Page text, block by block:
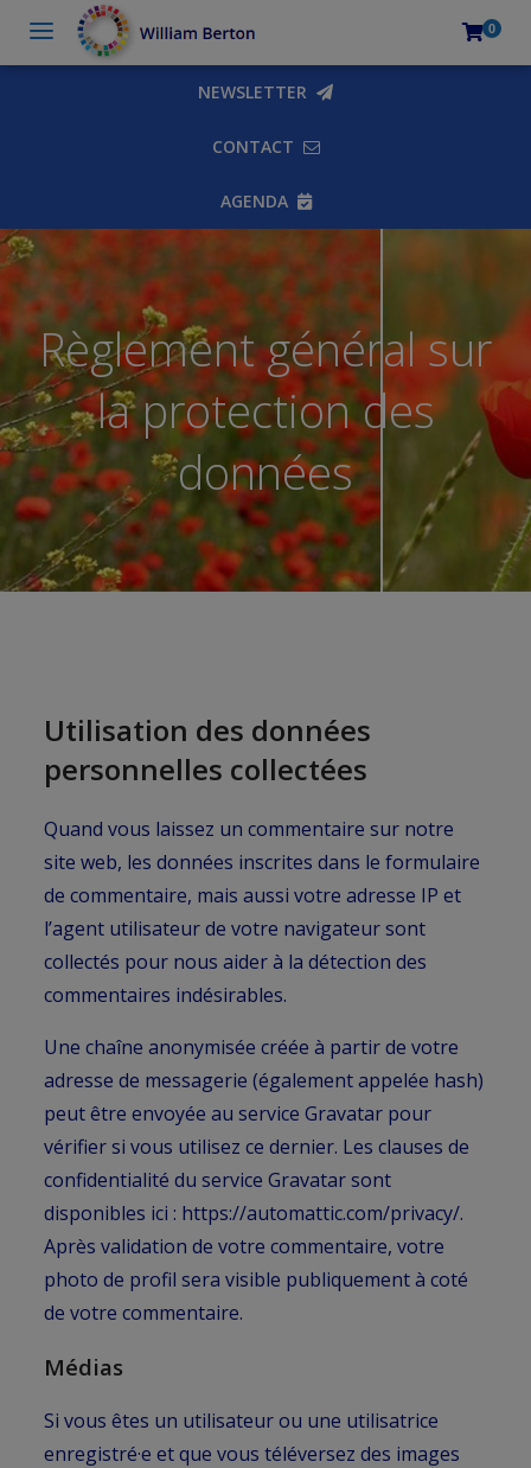
0
NEWSLETTER
CONTACT
AGENDA
Règlement général sur
la protection des
données
Utilisation des données
personnelles collectées
Quand vous laissez un commentaire sur notre
site web, les données inscrites dans le formulaire
de commentaire, mais aussi votre adresse IP et
l’agent utilisateur de votre navigateur sont
collectés pour nous aider à la détection des
commentaires indésirables.
Une chaîne anonymisée créée à partir de votre
adresse de messagerie (également appelée hash)
peut être envoyée au service Gravatar pour
vérifier si vous utilisez ce dernier. Les clauses de
confidentialité du service Gravatar sont
disponibles ici : https://automattic.com/privacy/.
Après validation de votre commentaire, votre
photo de profil sera visible publiquement à coté
de votre commentaire.
Médias
Si vous êtes un utilisateur ou une utilisatrice
enregistré·e et que vous téléversez des images